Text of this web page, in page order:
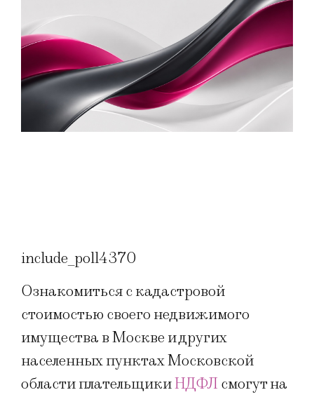
include_poll4370
Ознакомиться с кадастровой
стоимостью своего недвижимого
имущества в Москве и других
населенных пунктах Московской
области плательщикиНДФЛ смогут на